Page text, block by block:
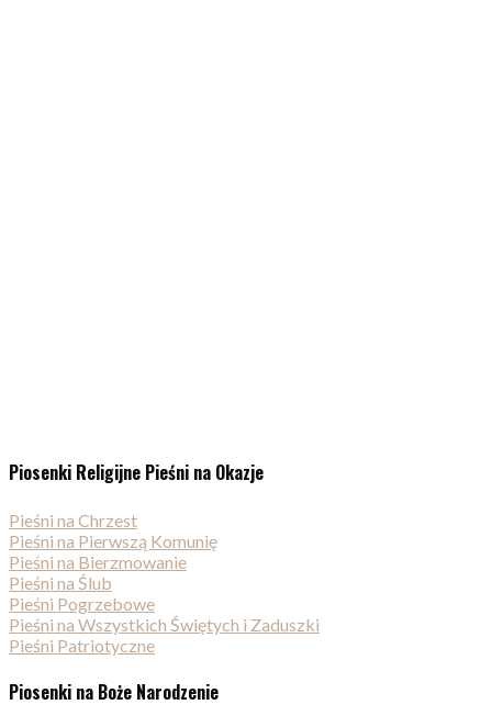
Piosenki Religijne Pieśni na Okazje
Pieśni na Chrzest
Pieśni na Pierwszą Komunię
Pieśni na Bierzmowanie
Pieśni na Ślub
Pieśni Pogrzebowe
Pieśni na Wszystkich Świętych i Zaduszki
Pieśni Patriotyczne
Piosenki na Boże Narodzenie